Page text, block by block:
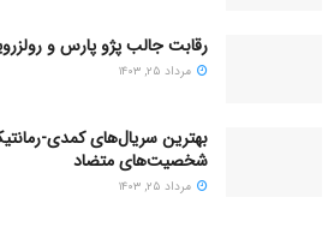
رقابت جالب پژو پارس و
مرداد ۲۵, ۱۴۰۳
بهترین سریال‌های کمدی-
شخصیت‌های متضاد
مرداد ۲۵, ۱۴۰۳